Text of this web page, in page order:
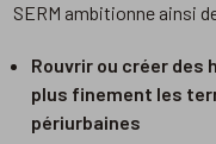
SERM ambitionne ainsi
Rouvrir ou créer
plus finement les
périurbaines